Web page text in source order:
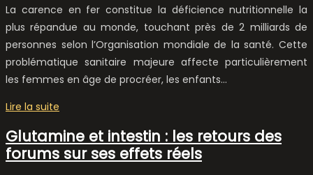
La carence en fer constitue la déficience nutritionnelle la
plus répandue au monde, touchant près de 2 milliards de
personnes selon l’Organisation mondiale de la santé. Cette
problématique sanitaire majeure affecte particulièrement
les femmes en âge de procréer, les enfants…
Lire la suite
Glutamine et intestin : les retours des
forums sur ses effets réels